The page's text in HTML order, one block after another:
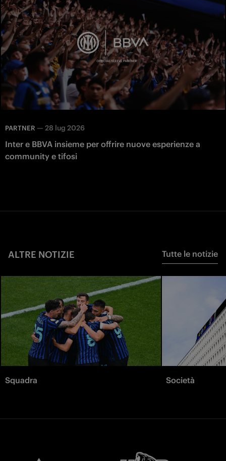
PARTNER — 28 lug 2026
Inter e BBVA insieme per offrire nuove esperienze a
community e tifosi
ALTRE NOTIZIE Tutte le notizie
Squadra Società